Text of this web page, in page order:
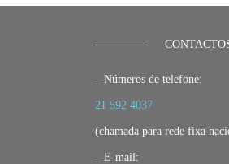
_ Números de telefone:
21 592 4037
(chamada para rede fixa
_ E-mail: